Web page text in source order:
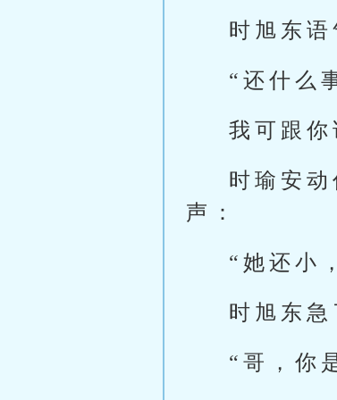
时旭东语
“还什么
我可跟
时瑜安
声：
“她还小
时旭东急
“哥，你